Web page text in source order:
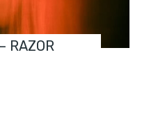
RAZOR